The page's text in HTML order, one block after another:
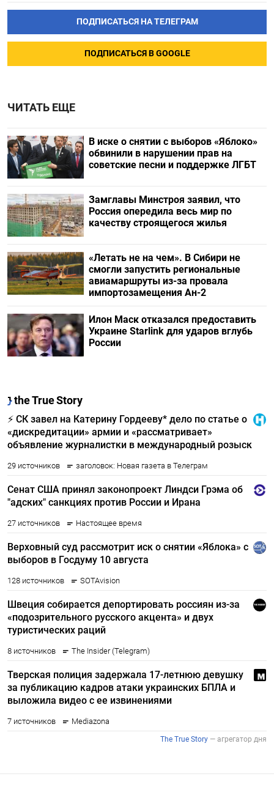
ПОДПИСАТЬСЯ НА ТЕЛЕГРАМ
ПОДПИСАТЬСЯ В GOOGLE
ЧИТАТЬ ЕЩЕ
В иске о снятии с выборов «Яблоко»
обвинили в нарушении прав на
советские песни и поддержке ЛГБТ
Замглавы Минстроя заявил, что
Россия опередила весь мир по
качеству строящегося жилья
«Летать не на чем». В Сибири не
смогли запустить региональные
авиамаршруты из-за провала
импортозамещения Ан-2
Илон Маск отказался предоставить
Украине Starlink для ударов вглубь
России